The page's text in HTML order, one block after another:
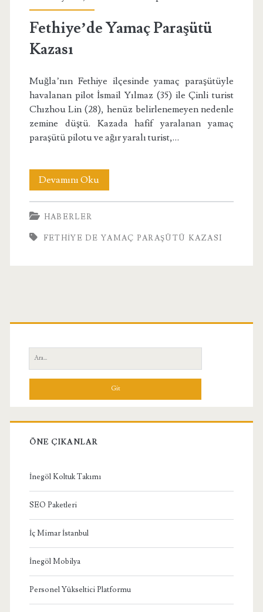
kazası</span>
Fethiye’de Yamaç Paraşütü
Kazası
Muğla’nın Fethiye ilçesinde yamaç paraşütüyle
havalanan pilot İsmail Yılmaz (35) ile Çinli turist
Chızhou Lin (28), henüz belirlenemeyen nedenle
zemine düştü. Kazada hafif yaralanan yamaç
paraşütü pilotu ve ağır yaralı turist,…
Devamını OkuFethiye’de
Yamaç
Kazası
HABERLER
FETHIYE DE YAMAÇ PARAŞÜTÜ KAZASI
Birincil
Yan
Menü
Ara:
ÖNE ÇIKANLAR
İnegöl Koltuk Takımı
SEO Paketleri
İç Mimar İstanbul
İnegöl Mobilya
Personel Yükseltici Platformu